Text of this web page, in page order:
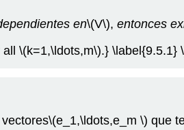
en\(V\), entonces
all \(k=1,\ldots,m\).} \label{9.5.1}
\(e_1,\ldots,e_m \) que